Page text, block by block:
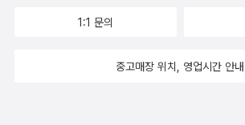
1:1 문의
중고매장 위치, 영업시간 안내